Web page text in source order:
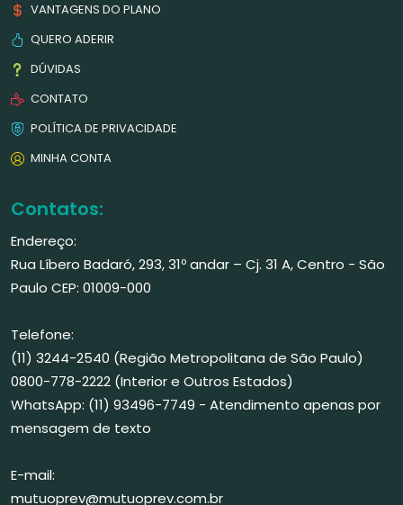
VANTAGENS DO PLANO
QUERO ADERIR
DÚVIDAS
CONTATO
POLÍTICA DE PRIVACIDADE
MINHA CONTA
Contatos:
Endereço:
Rua Líbero Badaró, 293, 31º andar – Cj. 31 A, Centro - São
Paulo CEP: 01009-000
Telefone:
(11) 3244-2540 (Região Metropolitana de São Paulo)
0800-778-2222 (Interior e Outros Estados)
WhatsApp: (11) 93496-7749 - Atendimento apenas por
mensagem de texto
E-mail:
mutuoprev@mutuoprev.com.br